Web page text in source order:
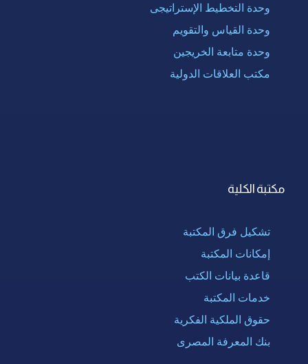
وحدة التخطيط الإستراتيجى
وحدة القياس والتقويم
وحدة متابعة الخريجين
مكتب العلاقات الدولية
مكتبة الكلية
تشكيل فرق المكتبة
إمكانات المكتبة
قاعدة بيانات الكتب
خدمات المكتبة
حقوق الملكية الفكرية
بنك المعرفة المصرى